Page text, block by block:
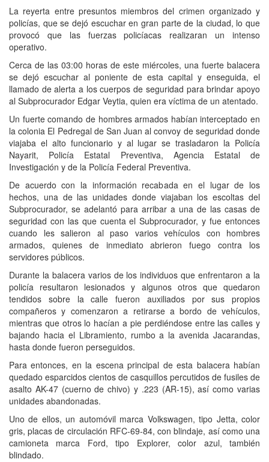
La reyerta entre presuntos miembros del crimen organizado y
policías, que se dejó escuchar en gran parte de la ciudad, lo que
provocó que las fuerzas policíacas realizaran un intenso
operativo.
Cerca de las 03:00 horas de este miércoles, una fuerte balacera
se dejó escuchar al poniente de esta capital y enseguida, el
llamado de alerta a los cuerpos de seguridad para brindar apoyo
al Subprocurador Edgar Veytia, quien era víctima de un atentado.
Un fuerte comando de hombres armados habían interceptado en
la colonia El Pedregal de San Juan al convoy de seguridad donde
viajaba el alto funcionario y al lugar se trasladaron la Policía
Nayarit, Policía Estatal Preventiva, Agencia Estatal de
Investigación y de la Policía Federal Preventiva.
De acuerdo con la información recabada en el lugar de los
hechos, una de las unidades donde viajaban los escoltas del
Subprocurador, se adelantó para arribar a una de las casas de
seguridad con las que cuenta el Subprocurador, y fue entonces
cuando les salieron al paso varios vehículos con hombres
armados, quienes de inmediato abrieron fuego contra los
servidores públicos.
Durante la balacera varios de los individuos que enfrentaron a la
policía resultaron lesionados y algunos otros que quedaron
tendidos sobre la calle fueron auxiliados por sus propios
compañeros y comenzaron a retirarse a bordo de vehículos,
mientras que otros lo hacían a pie perdiéndose entre las calles y
bajando hacia el Libramiento, rumbo a la avenida Jacarandas,
hasta donde fueron perseguidos.
Para entonces, en la escena principal de esta balacera habían
quedado esparcidos cientos de casquillos percutidos de fusiles de
asalto AK-47 (cuerno de chivo) y .223 (AR-15), así como varias
unidades abandonadas.
Uno de ellos, un automóvil marca Volkswagen, tipo Jetta, color
gris, placas de circulación RFC-69-84, con blindaje, así como una
camioneta marca Ford, tipo Explorer, color azul, también
blindado.